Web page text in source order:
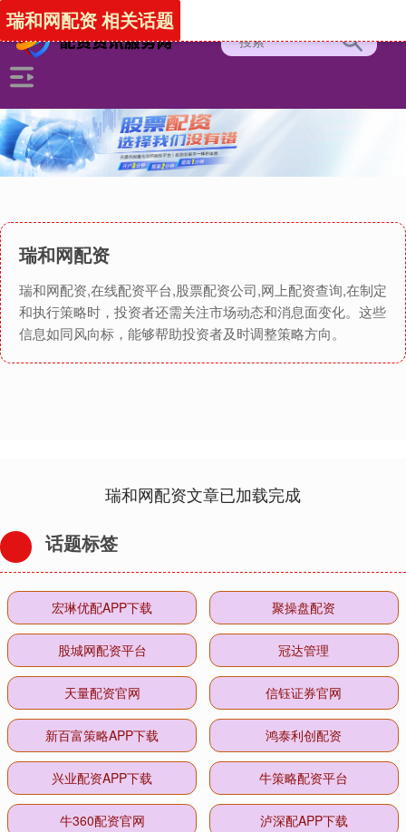
瑞和网配资
瑞和网配资,在线配资平台,股票配资公司,网上配资查询,在制定
和执行策略时，投资者还需关注市场动态和消息面变化。这些
信息如同风向标，能够帮助投资者及时调整策略方向。
瑞和网配资 相关话题
瑞和网配资文章已加载完成
话题标签
宏琳优配APP下载 聚操盘配资
股城网配资平台 冠达管理
天量配资官网 信钰证券官网
新百富策略APP下载 鸿泰利创配资
兴业配资APP下载 牛策略配资平台
牛360配资官网 泸深配APP下载